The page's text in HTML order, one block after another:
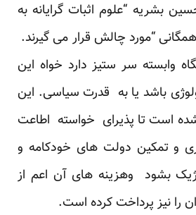
بشریه “علوم اثبات گرایانه به
“مورد چالش قرار می گیرند.
وابسته سر ستیز دارد خواه این
باشد یا به قدرت سیاسی. این
است تا پذیرای خواسته اطاعت
و تمکین دولت های خودکامه و
بشود وهزینه های آن اعم از
را نیز پرداخت کرده است.